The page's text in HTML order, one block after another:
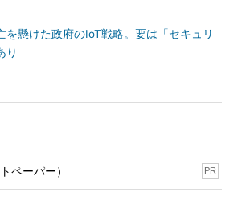
を懸けた政府のIoT戦略。要は「セキュリ
り
ペーパー） PR